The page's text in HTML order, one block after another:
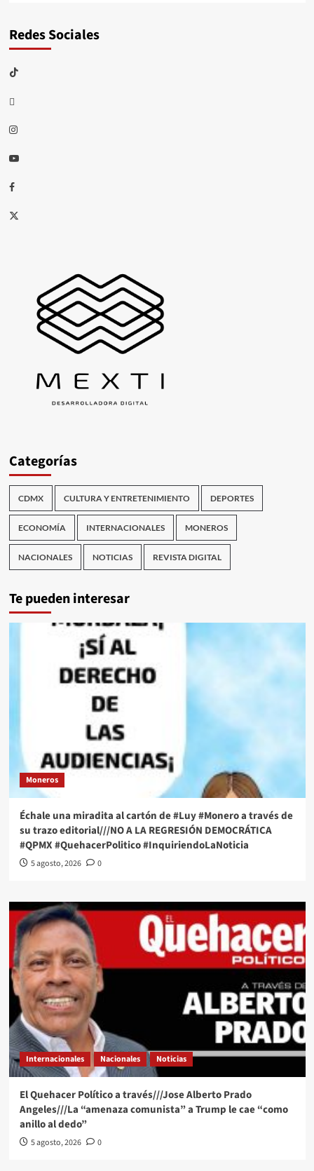
Redes Sociales
TikTok
threads
Instagram
Youtube
Facebook
X
Categorías
CDMX CULTURA Y ENTRETENIMIENTO DEPORTES
ECONOMÍA INTERNACIONALES MONEROS
NACIONALES NOTICIAS REVISTA DIGITAL
Te pueden interesar
Moneros
Échale una miradita al cartón de #Luy #Monero a través de
su trazo editorial///NO A LA REGRESIÓN DEMOCRÁTICA
#QPMX #QuehacerPolitico #InquiriendoLaNoticia
5 agosto, 2026 0
Internacionales Nacionales Noticias
El Quehacer Político a través///Jose Alberto Prado
Angeles///La “amenaza comunista” a Trump le cae “como
anillo al dedo”
5 agosto, 2026 0